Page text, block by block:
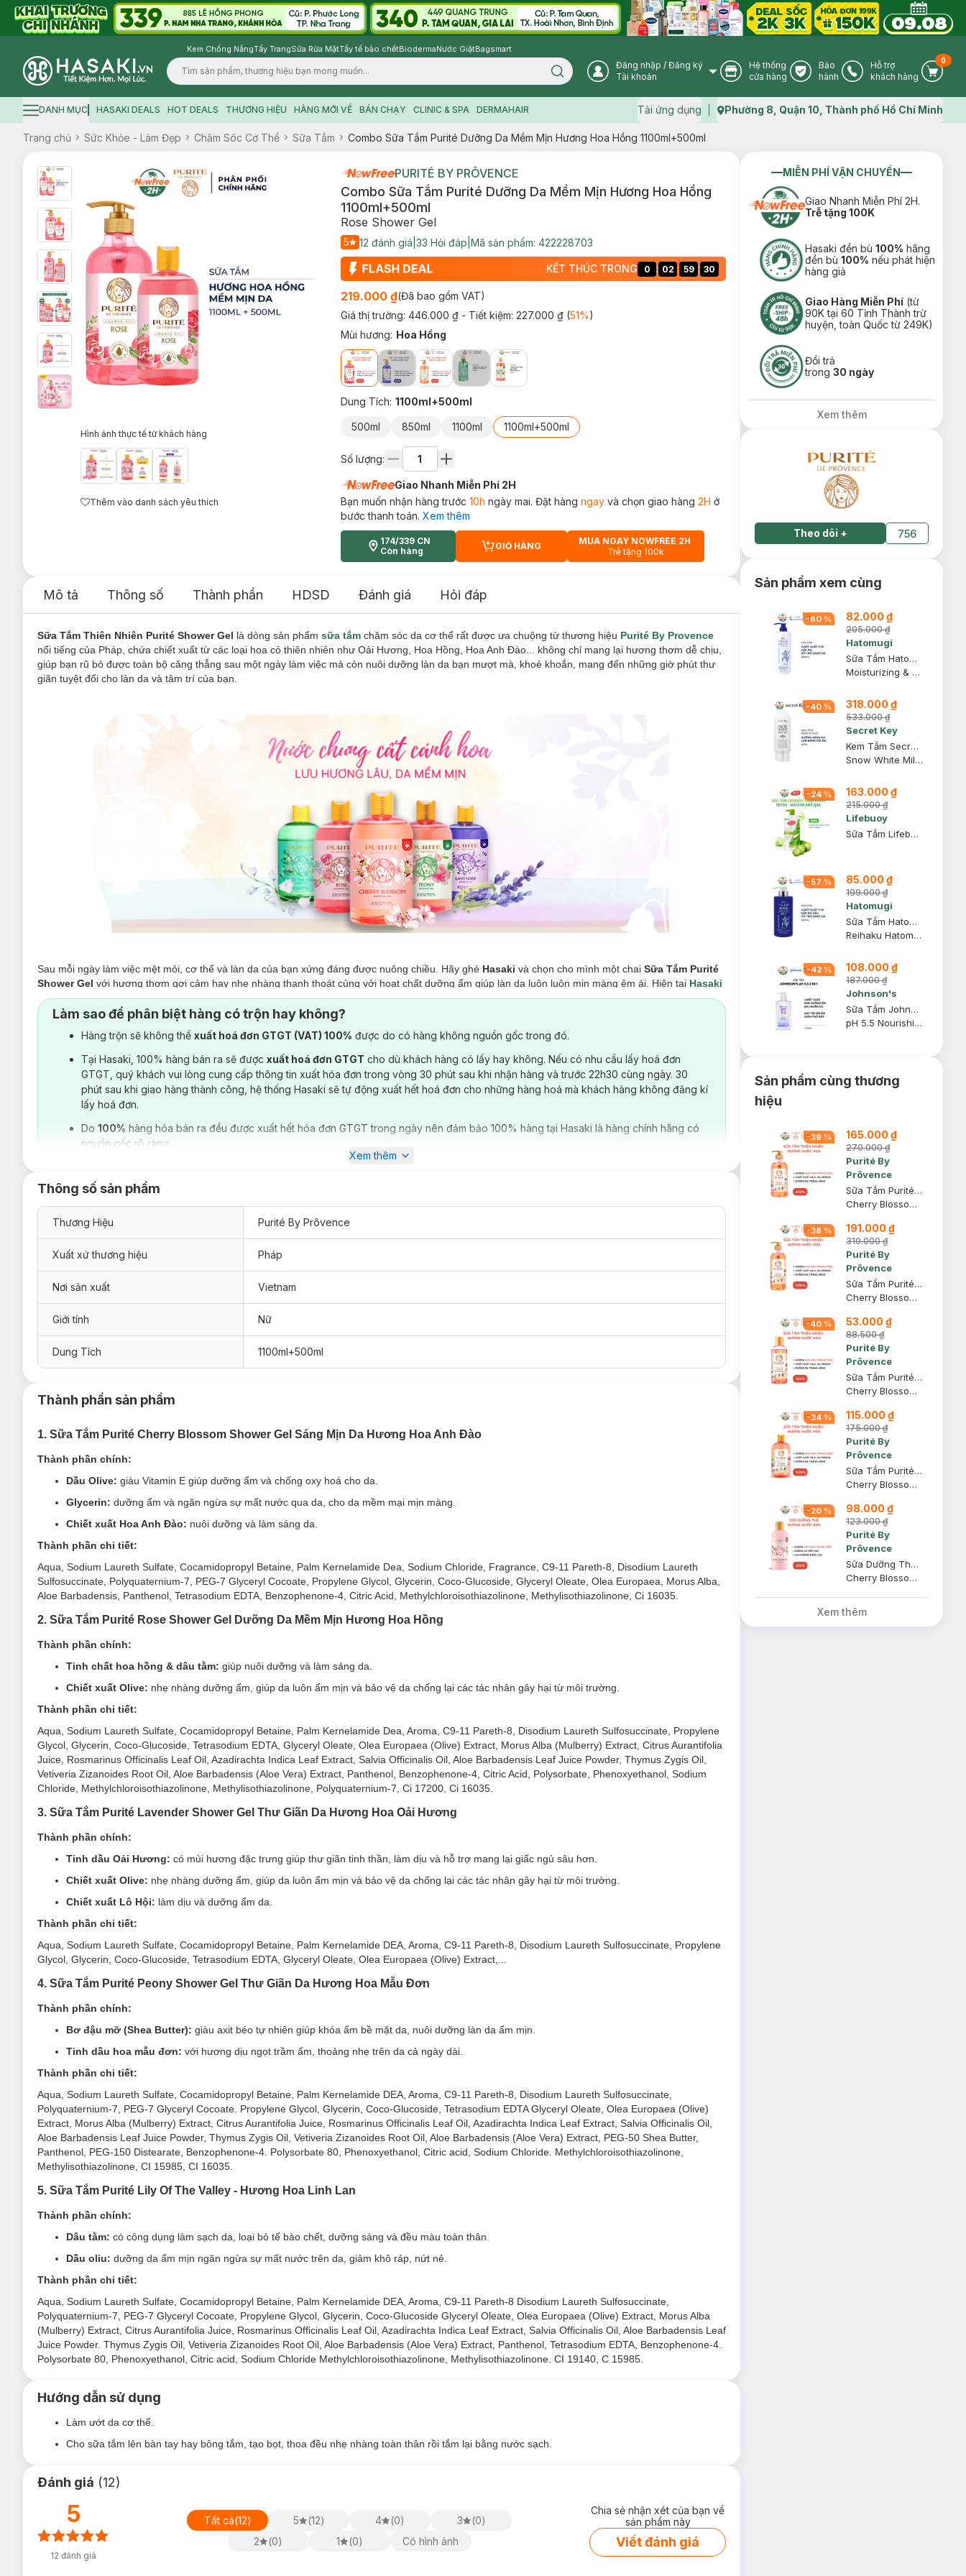
Kem Chống NắngTẩy TrangSữa Rửa MặtTẩy tế bào chếtBiodermaNước GiặtBagsmart
Logo
Search icon User Icon
Đăng nhập / Đăng ký
Tài khoản
Store Icon
Hệ thống
cửa hàng
Warranty Icon
Bảo
hành
Phone Icon
Hỗ trợ
khách hàng
Cart
0
Hamburger icon
DANH MỤC HASAKI DEALS HOT DEALS THƯƠNG HIỆU HÀNG MỚI VỀ BÁN CHẠY CLINIC & SPA DERMAHAIR Tải ứng dụng Map icon
Phường 8, Quận 10, Thành phố Hồ Chí Minh
Trang chủ Sức Khỏe - Làm Đẹp Chăm Sóc Cơ Thể Sữa Tắm Combo Sữa Tắm Purité Dưỡng Da Mềm Mịn Hương Hoa Hồng 1100ml+500ml
Hình ảnh thực tế từ khách hàng
Thêm vào danh sách yêu thích
PURITÉ BY PRÔVENCE
Combo Sữa Tắm Purité Dưỡng Da Mềm Mịn Hương Hoa Hồng
1100ml+500ml
Rose Shower Gel
5 12 đánh giá 33 Hỏi đáp Mã sản phẩm: 422228703
KẾT THÚC TRONG 0 : 02 : 59 : 29
219.000 ₫(Đã bao gồm VAT)
Giá thị trường: 446.000 ₫ - Tiết kiệm: 227.000 ₫(51%)
Mùi hương: Hoa Hồng
Dung Tích: 1100ml+500ml
500ml 850ml 1100ml 1100ml+500ml
Số lượng:
Giao Nhanh Miễn Phí 2H
Bạn muốn nhận hàng trước 10h ngày mai. Đặt hàng ngayvà chọn giao hàng 2H ở
bước thanh toán. Xem thêm
174/339 CN
Còn hàng
CART PLUS ICON
GIỎ HÀNG
MUA NGAY NOWFREE 2H
Trễ tặng 100k
Mô tả Thông số Thành phần HDSD Đánh giá Hỏi đáp
Sữa Tắm Thiên Nhiên Purité Shower Gel là dòng sản phẩm sữa tắm chăm sóc da cơ thể rất được ưa chuộng từ thương hiệu Purité By Provence
nổi tiếng của Pháp, chứa chiết xuất từ các loại hoa cỏ thiên nhiên như Oải Hương, Hoa Hồng, Hoa Anh Đào... không chỉ mang lại hương thơm dễ chịu,
giúp bạn rũ bỏ được toàn bộ căng thẳng sau một ngày làm việc mà còn nuôi dưỡng làn da bạn mượt mà, khoẻ khoắn, mang đến những giờ phút thư
giãn tuyệt đối cho làn da và tâm trí của bạn.
Sau mỗi ngày làm việc mệt mỏi, cơ thể và làn da của bạn xứng đáng được nuông chiều. Hãy ghé Hasaki và chọn cho mình một chai Sữa Tắm Purité
Shower Gel với hương thơm gợi cảm hay nhẹ nhàng thanh thoát cùng với hoạt chất dưỡng ẩm giúp làn da luôn luôn mịn màng êm ái. Hiện tại Hasaki
đang có những mùi hương sau đây cho bạn lựa chọn:
Sữa Tắm Purité Cherry Blossom Shower Gel -Hương Hoa Anh Đào
Sữa Tắm Purité Rose Shower Gel - Hương Hoa Hồng
Sữa Tắm Purité Lavender Shower Gel - Hương Hoa Oải Hương
Sữa Tắm Purité Peony Shower Gel - Hương Hoa Mẫu Đơn
Sữa Tắm Purité Lily Of The Valley - Hương Hoa Linh Lan
Sữa Tắm Purité Shower Gel phù hợp với loại da nào?
Sữa Tắm Purité Cherry Blossom Shower Gel Sáng Mịn Hoa Anh Đào
olive. Hương thơm hoa anh đào tự nhiên lưu lại trên làn da bạn mùi hương ngọt ngào và tươi mát ngày xuân. Phù hợp cho mọi loại da.
Ưu thế nổi bật của Sữa Tắm Purité Cherry Blossom Shower Gel:
Chứa dầu Olivegiàu Vitamin E giúp dưỡng ẩm và chống oxy hoá cho da.
Bổ sung thêmGlycerindưỡng ẩm và ngăn ngừa sự mất nước qua da, cho da mềm mại mịn màng.
Hương thơm nhẹ nhàng tự nhiên của
2. Sữa Tắm Purité Rose Shower Gel Dưỡng Da Mềm Mịn Hương Hoa Hồng
lưu lại hương hoa hồng nồng nàn quyến rũ trên làn da tự nhiên của bạn.
Làm sao để phân biệt hàng có trộn hay không?
Hàng trộn sẽ không thể xuất hoá đơn GTGT (VAT) 100% được do có hàng không nguồn gốc trong đó.
Tại Hasaki, 100% hàng bán ra sẽ được xuất hoá đơn GTGT cho dù khách hàng có lấy hay không. Nếu có nhu cầu lấy hoá đơn
GTGT, quý khách vui lòng cung cấp thông tin xuất hóa đơn trong vòng 30 phút sau khi nhận hàng và trước 22h30 cùng ngày. 30
phút sau khi giao hàng thành công, hệ thống Hasaki sẽ tự động xuất hết hoá đơn cho những hàng hoá mà khách hàng không đăng kí
lấy hoá đơn.
Do 100% hàng hóa bán ra đều được xuất hết hóa đơn GTGT trong ngày nên đảm bảo 100% hàng tại Hasaki là hàng chính hãng có
nguồn gốc rõ ràng.
Xem thêm
Thông số sản phẩm
Thương Hiệu Purité By Prôvence
Xuất xứ thương hiệu Pháp
Nơi sản xuất Vietnam
Giới tính Nữ
Dung Tích 1100ml+500ml
Thành phần sản phẩm
1. Sữa Tắm Purité Cherry Blossom Shower Gel Sáng Mịn Da Hương Hoa Anh Đào
Thành phần chính:
Dầu Olive: giàu Vitamin E giúp dưỡng ẩm và chống oxy hoá cho da.
Glycerin: dưỡng ẩm và ngăn ngừa sự mất nước qua da, cho da mềm mại mịn màng.
Chiết xuất Hoa Anh Đào: nuôi dưỡng và làm sáng da.
Thành phần chi tiết:
Aqua, Sodium Laureth Sulfate, Cocamidopropyl Betaine, Palm Kernelamide Dea, Sodium Chloride, Fragrance, C9-11 Pareth-8, Disodium Laureth
Sulfosuccinate, Polyquaternium-7, PEG-7 Glyceryl Cocoate, Propylene Glycol, Glycerin, Coco-Glucoside, Glyceryl Oleate, Olea Europaea, Morus Alba,
Aloe Barbadensis, Panthenol, Tetrasodium EDTA, Benzophenone-4, Citric Acid, Methylchloroisothiazolinone, Methylisothiazolinone, Ci 16035.
2. Sữa Tắm Purité Rose Shower Gel Dưỡng Da Mềm Mịn Hương Hoa Hồng
Thành phần chính:
Tinh chất hoa hồng & dâu tằm: giúp nuôi dưỡng và làm sáng da.
Chiết xuất Olive: nhẹ nhàng dưỡng ẩm, giúp da luôn ẩm mịn và bảo vệ da chống lại các tác nhân gây hại từ môi trường.
Thành phần chi tiết:
Aqua, Sodium Laureth Sulfate, Cocamidopropyl Betaine, Palm Kernelamide Dea, Aroma, C9-11 Pareth-8, Disodium Laureth Sulfosuccinate, Propylene
Glycol, Glycerin, Coco-Glucoside, Tetrasodium EDTA, Glyceryl Oleate, Olea Europaea (Olive) Extract, Morus Alba (Mulberry) Extract, Citrus Aurantifolia
Juice, Rosmarinus Officinalis Leaf Oil, Azadirachta Indica Leaf Extract, Salvia Officinalis Oil, Aloe Barbadensis Leaf Juice Powder, Thymus Zygis Oil,
Vetiveria Zizanoides Root Oil, Aloe Barbadensis (Aloe Vera) Extract, Panthenol, Benzophenone-4, Citric Acid, Polysorbate, Phenoxyethanol, Sodium
Chloride, Methylchloroisothiazolinone, Methylisothiazolinone, Polyquaternium-7, Ci 17200, Ci 16035.
3. Sữa Tắm Purité Lavender Shower Gel Thư Giãn Da Hương Hoa Oải Hương
Thành phần chính:
Tinh dầu Oải Hương: có mùi hương đặc trưng giúp thư giãn tinh thần, làm dịu và hỗ trợ mang lại giấc ngủ sâu hơn.
Chiết xuất Olive: nhẹ nhàng dưỡng ẩm, giúp da luôn ẩm mịn và bảo vệ da chống lại các tác nhân gây hại từ môi trường.
Chiết xuất Lô Hội: làm dịu và dưỡng ẩm da.
Thành phần chi tiết:
Aqua, Sodium Laureth Sulfate, Cocamidopropyl Betaine, Palm Kernelamide DEA, Aroma, C9-11 Pareth-8, Disodium Laureth Sulfosuccinate, Propylene
Glycol, Glycerin, Coco-Glucoside, Tetrasodium EDTA, Glyceryl Oleate, Olea Europaea (Olive) Extract,...
4. Sữa Tắm Purité Peony Shower Gel Thư Giãn Da Hương Hoa Mẫu Đơn
Thành phần chính:
Bơ đậu mỡ (Shea Butter): giàu axit béo tự nhiên giúp khóa ẩm bề mặt da, nuôi dưỡng làn da ẩm mịn.
Tinh dầu hoa mẫu đơn: với hương dịu ngọt trầm ấm, thoảng nhẹ trên da cả ngày dài.
Thành phần chi tiết:
Aqua, Sodium Laureth Sulfate, Cocamidopropyl Betaine, Palm Kernelamide DEA, Aroma, C9-11 Pareth-8, Disodium Laureth Sulfosuccinate,
Polyquaternium-7, PEG-7 Glyceryl Cocoate. Propylene Glycol, Glycerin, Coco-Glucoside, Tetrasodium EDTA Glyceryl Oleate, Olea Europaea (Olive)
Extract, Morus Alba (Mulberry) Extract, Citrus Aurantifolia Juice, Rosmarinus Officinalis Leaf Oil, Azadirachta Indica Leaf Extract, Salvia Officinalis Oil,
Aloe Barbadensis Leaf Juice Powder, Thymus Zygis Oil, Vetiveria Zizanoides Root Oil, Aloe Barbadensis (Aloe Vera) Extract, PEG-50 Shea Butter,
Panthenol, PEG-150 Distearate, Benzophenone-4. Polysorbate 80, Phenoxyethanol, Citric acid, Sodium Chloride. Methylchloroisothiazolinone,
Methylisothiazolinone, CI 15985, CI 16035.
5. Sữa Tắm Purité Lily Of The Valley - Hương Hoa Linh Lan
Thành phần chính:
Dâu tằm: có công dụng làm sạch da, loại bỏ tế bào chết, dưỡng sáng và đều màu toàn thân.
Dầu oliu: dưỡng da ẩm mịn ngăn ngừa sự mất nước trên da, giảm khô ráp, nứt nẻ.
Thành phần chi tiết:
Aqua, Sodium Laureth Sulfate, Cocamidopropyl Betaine, Palm Kernelamide DEA, Aroma, C9-11 Pareth-8 Disodium Laureth Sulfosuccinate,
Polyquaternium-7, PEG-7 Glyceryl Cocoate, Propylene Glycol, Glycerin, Coco-Glucoside Glyceryl Oleate, Olea Europaea (Olive) Extract, Morus Alba
(Mulberry) Extract, Citrus Aurantifolia Juice, Rosmarinus Officinalis Leaf Oil, Azadirachta Indica Leaf Extract, Salvia Officinalis Oil, Aloe Barbadensis Leaf
Juice Powder. Thymus Zygis Oil, Vetiveria Zizanoides Root Oil, Aloe Barbadensis (Aloe Vera) Extract, Panthenol, Tetrasodium EDTA, Benzophenone-4.
Polysorbate 80, Phenoxyethanol, Citric acid, Sodium Chloride Methylchloroisothiazolinone, Methylisothiazolinone. CI 19140, C 15985.
Hướng dẫn sử dụng
Làm ướt da cơ thể.
Cho sữa tắm lên bàn tay hay bông tắm, tạo bọt, thoa đều nhẹ nhàng toàn thân rồi tắm lại bằng nước sạch.
Đánh giá (12)
5
12 đánh giá
Tất cả(12) 5 (12) 4 (0) 3 (0)
2
(0) 1 (0) Có hình ảnh
Chia sẻ nhận xét của bạn về
sản phẩm này
Viết đánh giá
MIỄN PHÍ VẬN CHUYỂN
Giao Nhanh Miễn Phí 2H.
Trễ tặng 100K
Hasaki đền bù100% hãng
đền bù100% nếu phát hiện
hàng giả
Giao Hàng Miễn Phí (từ
90K tại 60 Tỉnh Thành trừ
huyện, toàn Quốc từ 249K)
Đổi trả
trong30 ngày
Xem thêm
Theo dõi + 756
Sản phẩm xem cùng
-60 % 82.000 ₫
205.000 ₫
Hatomugi
Sữa Tắm Hatomugi Dưỡng Ẩm Chiết Xuất Ý Dĩ 800ml
Moisturizing & Washing The Body Soap
-40% 318.000 ₫
533.000 ₫
Secret Key
Kem Tắm Secret Key Dưỡng Sáng Da Mặt Và Cơ Thể 200g
Snow White Milky Pack
-24 % 163.000 ₫
215.000 ₫
Lifebuoy
Sữa Tắm Lifebuoy Detox Matcha & Khổ Qua 800g
-57 % 85.000 ₫
199.000 ₫
Hatomugi
Sữa Tắm Hatomugi Cấp Ẩm Sâu, Hỗ Trợ Sáng Da 600ml
Reihaku Hatomugi High Moisturizing Body Soap
-42 % 108.000 ₫
187.000 ₫
Johnson's
Sữa Tắm Johnson's Adult 2 Trong 1 Cấp Ẩm Cho Người Lớn 750ml
pH 5.5 Nourishing Body Wash With Moisturizers
Sản phẩm cùng thương
hiệu
-39 % 165.000 ₫
270.000 ₫
Purité By
Prôvence
Sữa Tắm Purité Sáng Mịn Da Hương Hoa Anh Đào 850ml
Cherry Blossom Shower Gel
-38 % 191.000 ₫
310.000 ₫
Purité By
Prôvence
Sữa Tắm Purité Sáng Mịn Da Hương Hoa Anh Đào 1100ml
Cherry Blossom Shower Gel
-40 % 53.000 ₫
88.500 ₫
Purité By
Prôvence
Sữa Tắm Purité Sáng Mịn Da Hương Hoa Anh Đào 250ml
Cherry Blossom Shower Gel
-34 % 115.000 ₫
175.000 ₫
Purité By
Prôvence
Sữa Tắm Purité Sáng Mịn Da Hương Hoa Anh Đào 500ml
Cherry Blossom Shower Gel
-20 % 98.000 ₫
123.000 ₫
Purité By
Prôvence
Sữa Dưỡng Thể Purité Sáng Mịn Hương Hoa Anh Đào 250ml
Cherry Blossom Brightening Lotion
Xem thêm